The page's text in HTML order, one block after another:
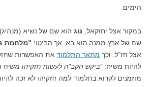
הימים.
במקור אצל יחזקאל, גוג הוא שם של נשיא
שם של ארץ ממנה הוא בא. אך הביטוי "מלחמת
אצל חז"ל. וכך מתאר התלמוד את האפשרות
להיות משיח:"ביקש הקב"ה לעשות חזקיהו משיח
מוזמנים לקרוא בתלמוד למה חזקיהו לא זכה